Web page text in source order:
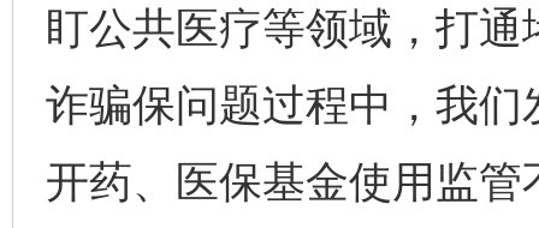
盯公共医疗等领域，打
诈骗保问题过程中，我
开药、医保基金使用监管